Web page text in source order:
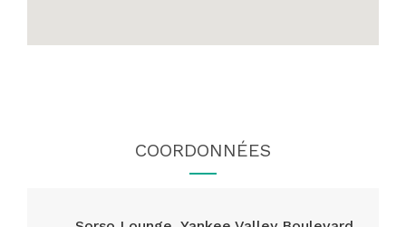
COORDONNÉES